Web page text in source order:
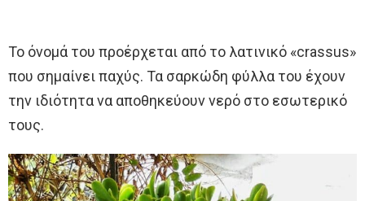
Το όνομά του προέρχεται από το λατινικό «crassus»
που σημαίνει παχύς. Τα σαρκώδη φύλλα του έχουν
την ιδιότητα να αποθηκεύουν νερό στο εσωτερικό
τους.